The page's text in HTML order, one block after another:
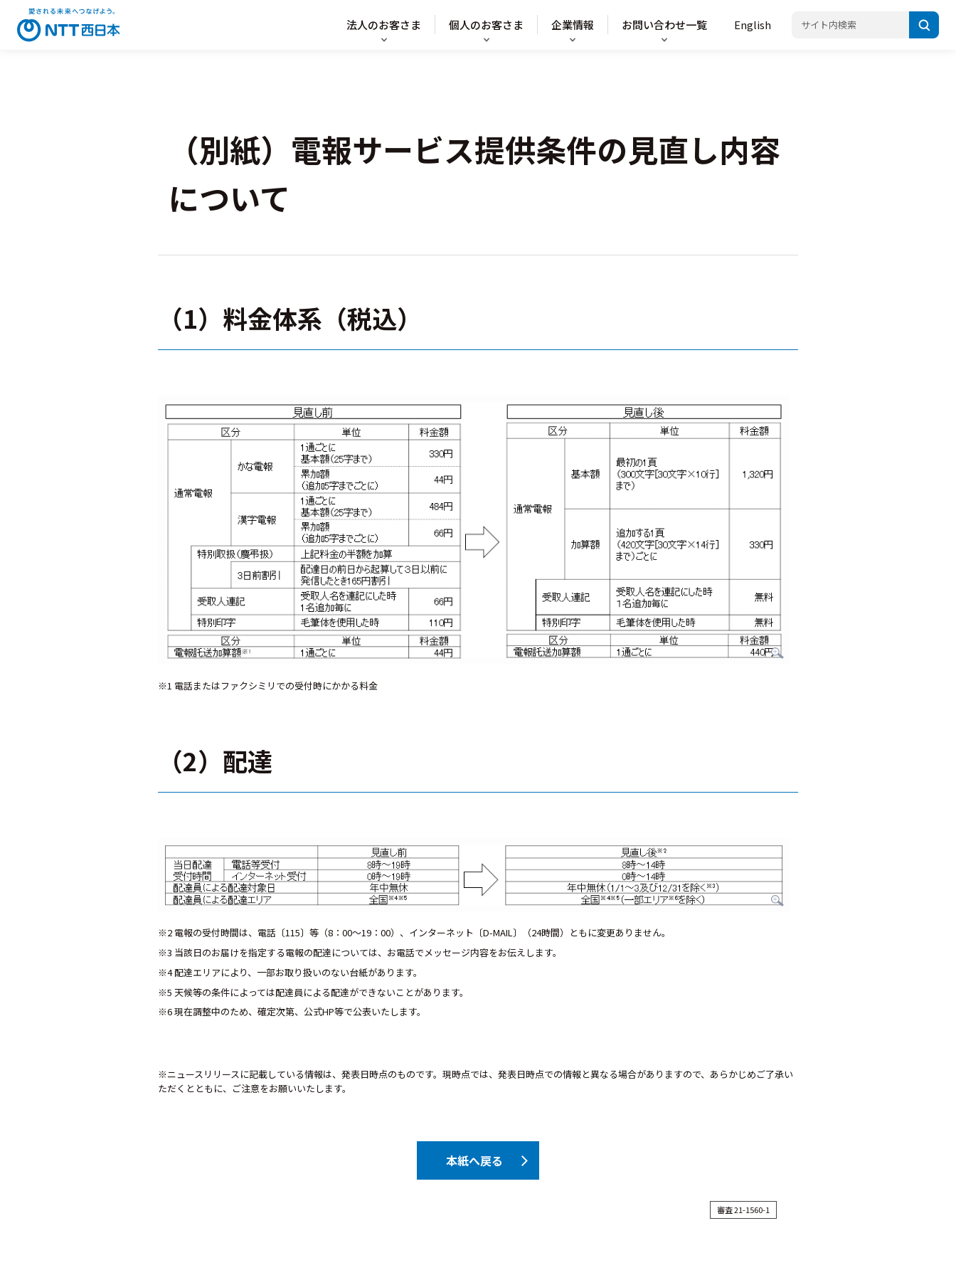
法人のお客さま 個人のお客さま 企業情報 お問い合わせ一覧 English
（別紙）電報サービス提供条件の見直し内容
について
（1）料金体系（税込）
※1 電話またはファクシミリでの受付時にかかる料金
（2）配達
※2 電報の受付時間は、電話〔115〕等（8：00～19：00）、インターネット〔D-MAIL〕（24時間）ともに変更ありません。
※3 当該日のお届けを指定する電報の配達については、お電話でメッセージ内容をお伝えします。
※4 配達エリアにより、一部お取り扱いのない台紙があります。
※5 天候等の条件によっては配達員による配達ができないことがあります。
※6 現在調整中のため、確定次第、公式HP等で公表いたします。
※ニュースリリースに記載している情報は、発表日時点のものです。現時点では、発表日時点での情報と異なる場合がありますので、あらかじめご了承い
ただくとともに、ご注意をお願いいたします。
本紙へ戻る
審査 21-1560-1